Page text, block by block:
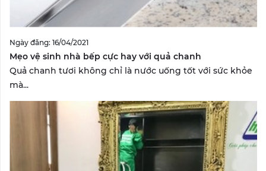
Ngày đăng: 16/04/2021
Mẹo vệ sinh nhà bếp cực hay với quả chanh
Quả chanh tươi không chỉ là nước uống tốt với sức khỏe
mà...